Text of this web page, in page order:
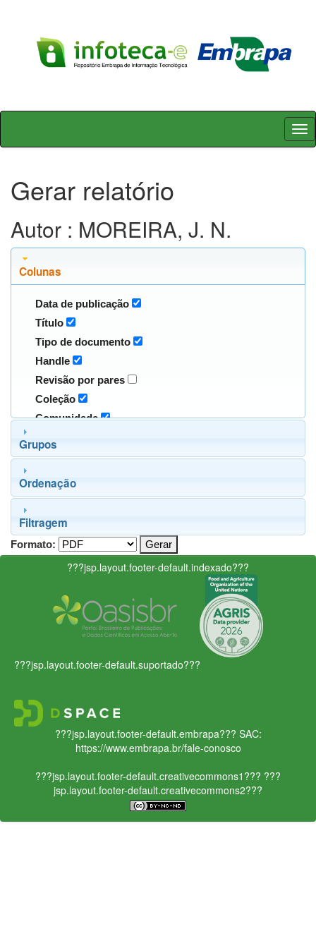
Skip
Gerar relatório
Autor : MOREIRA, J. N.
Colunas
Data de publicação
Título
Tipo de documento
Handle
Revisão por pares
Coleção
Comunidade
Grupos
Ordenação
Filtragem
Formato:
???jsp.layout.footer-default.indexado???
???jsp.layout.footer-default.suportado???
???jsp.layout.footer-default.embrapa??? SAC:
https://www.embrapa.br/fale-conosco
???jsp.layout.footer-default.creativecommons1??? ???
jsp.layout.footer-default.creativecommons2???